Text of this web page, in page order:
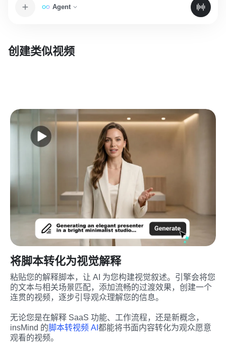
Agent
创建类似视频
将脚本转化为视觉解释
粘贴您的解释脚本，让 AI 为您构建视觉叙述。引擎会将您
的文本与相关场景匹配，添加流畅的过渡效果，创建一个
连贯的视频，逐步引导观众理解您的信息。
无论您是在解释 SaaS 功能、工作流程，还是新概念，
insMind 的脚本转视频 AI 都能将书面内容转化为观众愿意
观看的视频。